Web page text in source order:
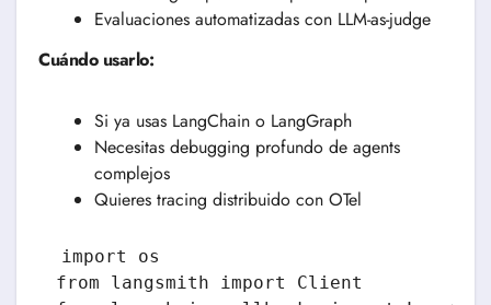
Evaluaciones automatizadas con LLM-as-judge
Cuándo usarlo:
Si ya usas LangChain o LangGraph
Necesitas debugging profundo de agents
complejos
Quieres tracing distribuido con OTel
import os
from langsmith import Client